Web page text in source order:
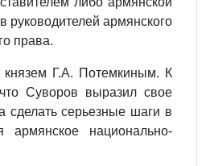
руководителей армянского
права.
Г.А. Потемкиным. К
Суворов выразил свое
сделать серьезные шаги в
национально-